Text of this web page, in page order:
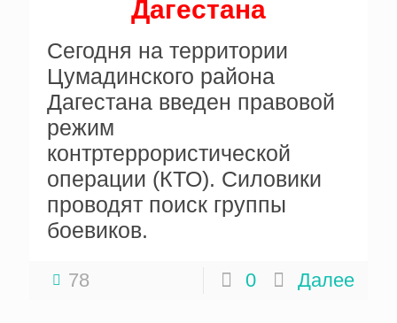
Дагестана
Сегодня на территории
Цумадинского района
Дагестана введен правовой
режим
контртеррористической
операции (КТО). Силовики
проводят поиск группы
боевиков.
78 0 Далее